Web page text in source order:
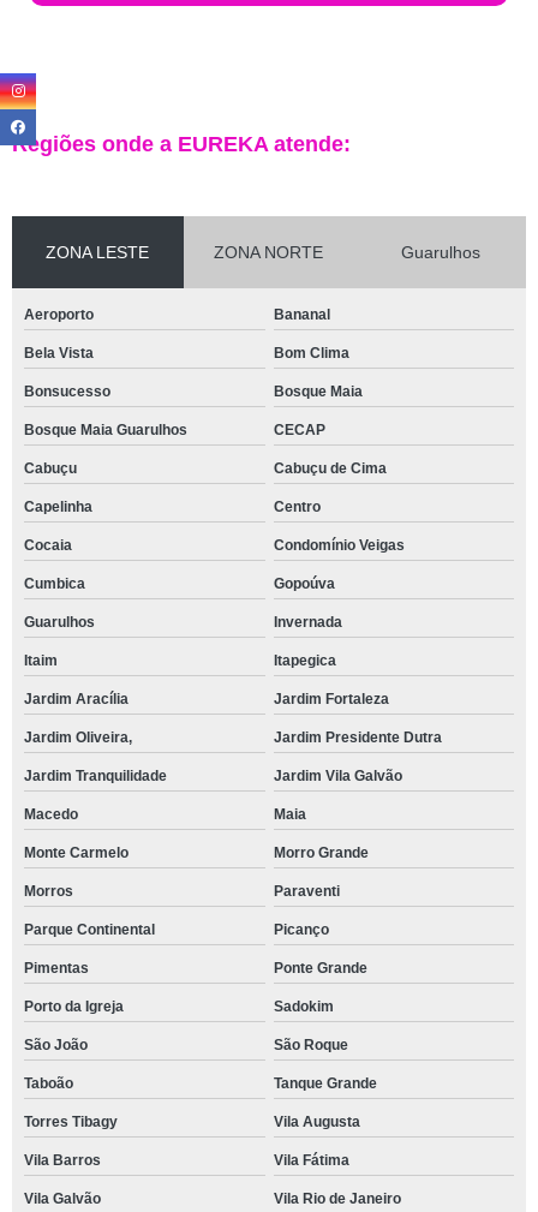
Regiões onde a EUREKA atende:
ZONA LESTE ZONA NORTE Guarulhos
Aeroporto Bananal
Bela Vista Bom Clima
Bonsucesso Bosque Maia
Bosque Maia Guarulhos CECAP
Cabuçu Cabuçu de Cima
Capelinha Centro
Cocaia Condomínio Veigas
Cumbica Gopoúva
Guarulhos Invernada
Itaim Itapegica
Jardim Aracília Jardim Fortaleza
Jardim Oliveira, Jardim Presidente Dutra
Jardim Tranquilidade Jardim Vila Galvão
Macedo Maia
Monte Carmelo Morro Grande
Morros Paraventi
Parque Continental Picanço
Pimentas Ponte Grande
Porto da Igreja Sadokim
São João São Roque
Taboão Tanque Grande
Torres Tibagy Vila Augusta
Vila Barros Vila Fátima
Vila Galvão Vila Rio de Janeiro